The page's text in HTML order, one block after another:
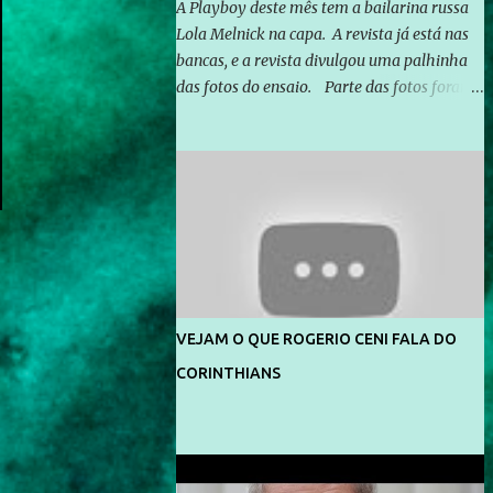
A Playboy deste mês tem a bailarina russa
Lola Melnick na capa. A revista já está nas
bancas, e a revista divulgou uma palhinha
das fotos do ensaio. Parte das fotos foram
divulga capa e primeiras fotos de Lola
Melnick - @aredacao
VEJAM O QUE ROGERIO CENI FALA DO
CORINTHIANS